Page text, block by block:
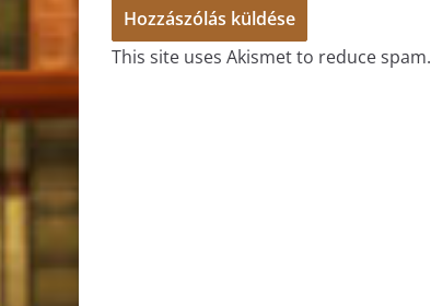
This site uses Akismet to reduce spam.